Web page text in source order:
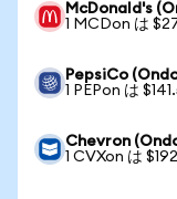
McDonald's
1 MCDon は
PepsiCo
1 PEPon は
Chevron
1 CVXon は